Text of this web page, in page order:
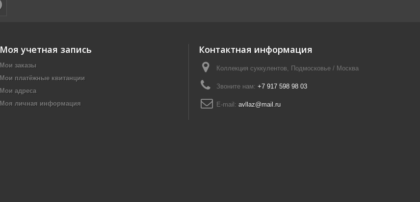
Моя учетная запись
Мои заказы
Мои платёжные квитанции
Мои адреса
Моя личная информация
Контактная информация
Коллекция суккулентов, Подмосковье / Москва
Звоните нам: +7 917 598 98 03
E-mail: avllaz@mail.ru